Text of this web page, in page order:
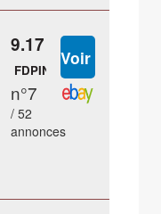
9.17 €
FDPIN
n°7
/ 52
annonces